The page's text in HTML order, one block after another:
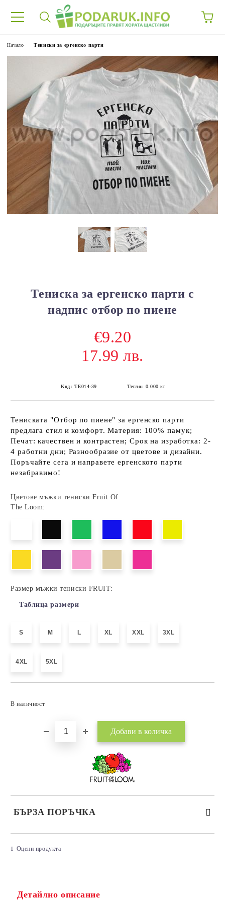
Начало Тениски за ергенско парти
Тениска за ергенско парти с
надпис отбор по пиене
€9.20
17.99 лв.
Код: ТЕ014-39 Тегло: 0.000 кг
Тениската "Отбор по пиене" за ергенско парти
предлага стил и комфорт. Материя: 100% памук;
Печат: качествен и контрастен; Срок на изработка: 2-
4 работни дни; Разнообразие от цветове и дизайни.
Поръчайте сега и направете ергенското парти
незабравимо!
Цветове мъжки тениски Fruit Of
The Loom:
Размер мъжки тениски FRUIT:
Таблица размери
S M L XL XXL 3XL
4XL 5XL
В наличност
БЪРЗА ПОРЪЧКА
Оцени продукта
Детайлно описание